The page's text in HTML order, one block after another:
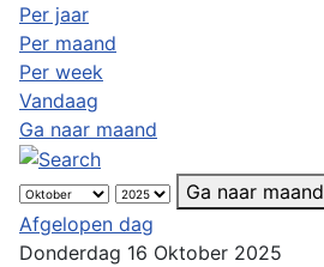
Per jaar
Per maand
Per week
Vandaag
Ga naar maand
Ga naar maand
Afgelopen dag
Donderdag 16 Oktober 2025